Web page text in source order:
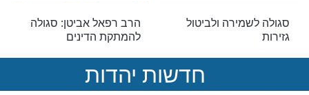
סגולה גדולה לבטול הגזרות